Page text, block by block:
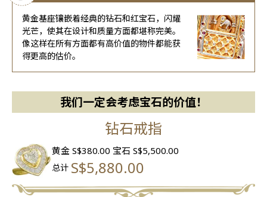
黄金基座镶嵌着经典的钻石和红宝石，闪耀
光芒，使其在设计和质量方面都堪称完美。
像这样在所有方面都有高价值的物件都能获
得更高的估价。
我们一定会考虑宝石的价值！
钻石戒指
黄金 S$380.00 宝石 S$5,500.00
总计 S$5,880.00